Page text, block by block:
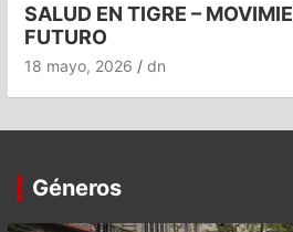
SALUD EN TIGRE –
FUTURO
18 mayo, 2026 dn
Géneros